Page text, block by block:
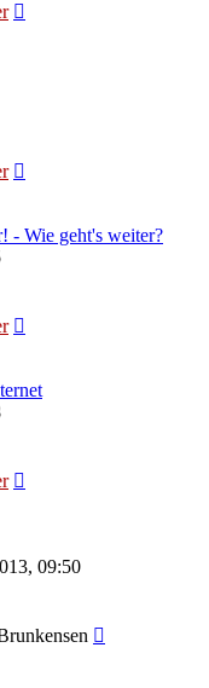
Wie geht's weiter?
09:50